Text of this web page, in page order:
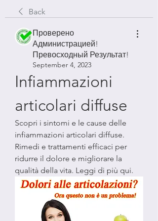
Back
Проверено
Администрацией!
Превосходный Результат!
September 4, 2023
Infiammazioni
articolari diffuse
Scopri i sintomi e le cause delle
infiammazioni articolari diffuse.
Rimedi e trattamenti efficaci per
ridurre il dolore e migliorare la
qualità della vita. Leggi di più qui.